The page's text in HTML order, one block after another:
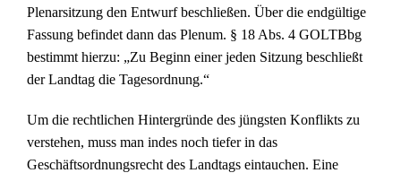
Plenarsitzung den Entwurf beschließen. Über die endgültige
Fassung befindet dann das Plenum. § 18 Abs. 4 GOLTBbg
bestimmt hierzu: „Zu Beginn einer jeden Sitzung beschließt
der Landtag die Tagesordnung.“
Um die rechtlichen Hintergründe des jüngsten Konflikts zu
verstehen, muss man indes noch tiefer in das
Geschäftsordnungsrecht des Landtags eintauchen. Eine